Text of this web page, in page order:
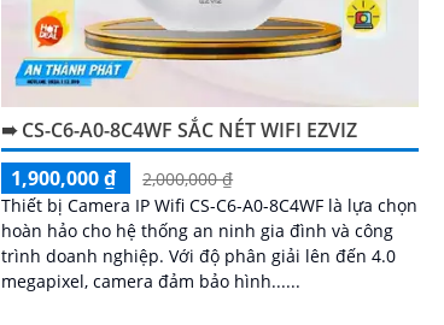
➠ CS-C6-A0-8C4WF SẮC NÉT WIFI EZVIZ
1,900,000 ₫
2,000,000 ₫
Thiết bị Camera IP Wifi CS-C6-A0-8C4WF là lựa chọn
hoàn hảo cho hệ thống an ninh gia đình và công
trình doanh nghiệp. Với độ phân giải lên đến 4.0
megapixel, camera đảm bảo hình......